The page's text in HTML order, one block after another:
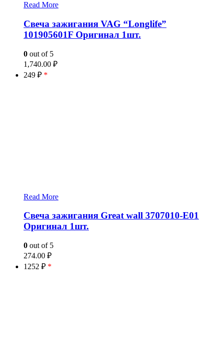
Read More
Свеча зажигания VAG “Longlife”
101905601F Оригинал 1шт.
0 out of 5
1,740.00 ₽
249 ₽ *
Read More
Свеча зажигания Great wall 3707010-E01
Оригинал 1шт.
0 out of 5
274.00 ₽
1252 ₽ *